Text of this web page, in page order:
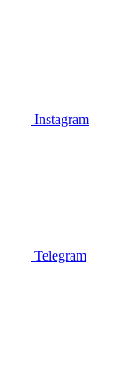
Instagram
Telegram